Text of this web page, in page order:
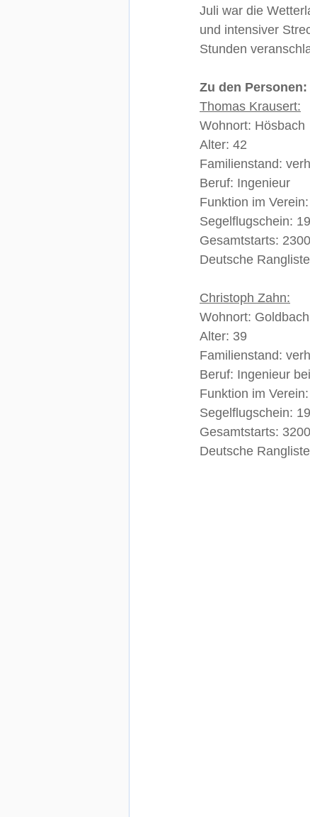
Juli war die
und intensiver
Stunden
Zu den Personen:
Thomas Krausert:
Wohnort: Hösbach
Alter: 42
Familienstand:
Beruf: Ingenieur
Funktion im
Segelflugschein:
Gesamtstarts:
Deutsche
Christoph Zahn:
Wohnort: Goldbach
Alter: 39
Familienstand:
Beruf: Ingenieur
Funktion im
Segelflugschein:
Gesamtstarts:
Deutsche